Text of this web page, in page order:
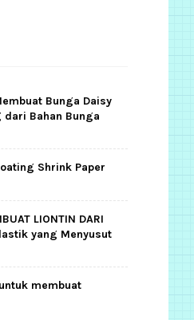
Bunga Daisy
dari Bahan Bunga
Shrink Paper
LIONTIN DARI
yang Menyusut
membuat